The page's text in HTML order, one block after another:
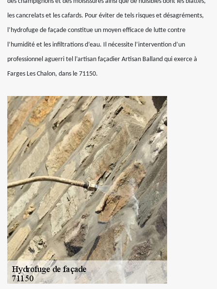
les cancrelats et les cafards. Pour éviter de tels risques et désagréments,
l’hydrofuge de façade constitue un moyen efficace de lutte contre
l’humidité et les infiltrations d’eau. Il nécessite l’intervention d’un
professionnel aguerri tel l’artisan façadier Artisan Balland qui exerce à
Farges Les Chalon, dans le 71150.